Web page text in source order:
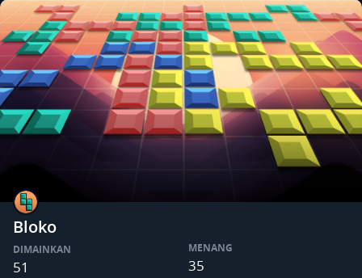
Bloko
DIMAINKAN
51
MENANG
35